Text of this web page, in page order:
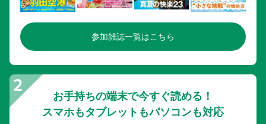
参加雑誌一覧はこちら
お手持ちの端末で今すぐ読める！
スマホもタブレットもパソコンも対応